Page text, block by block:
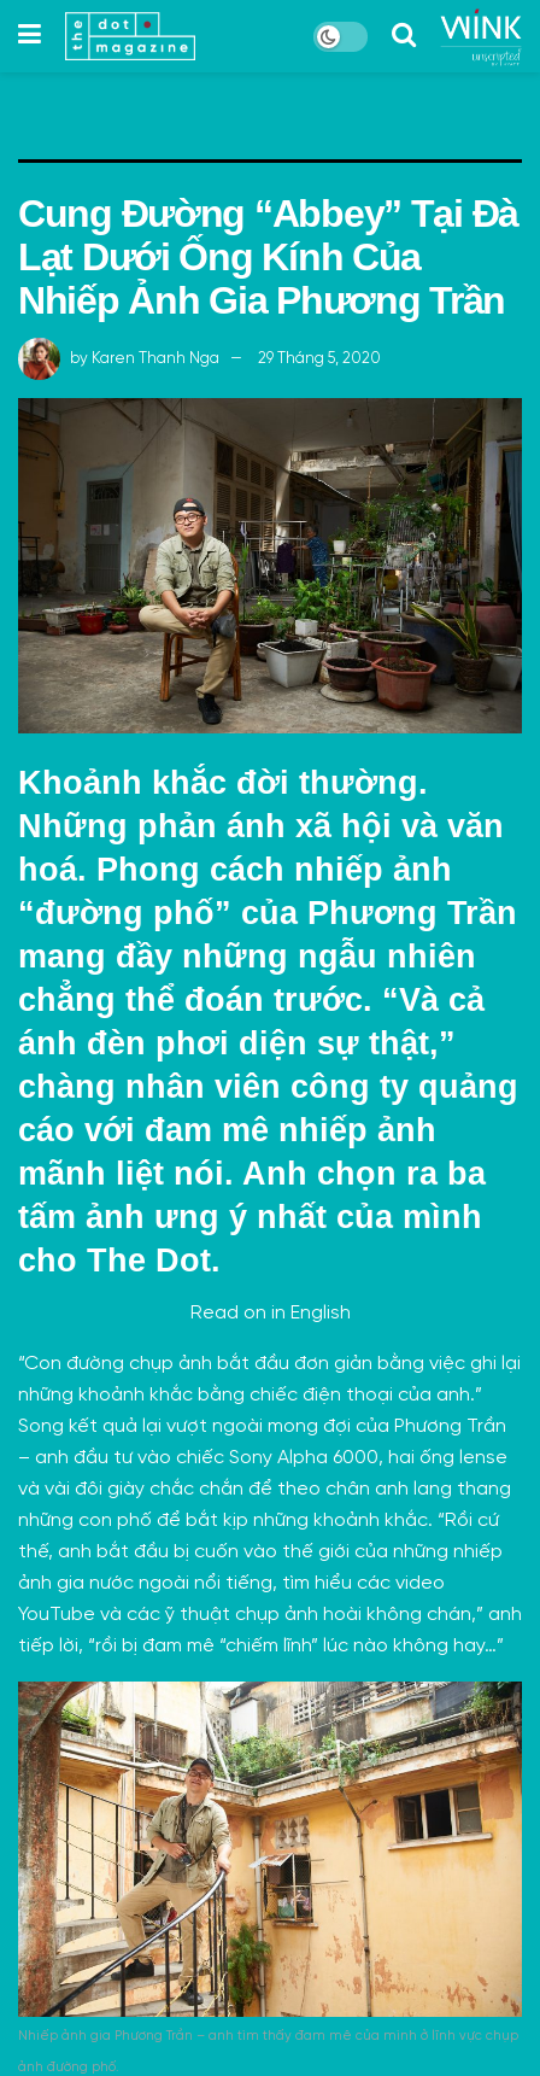
Cung Đường “Abbey” Tại Đà
Lạt Dưới Ống Kính Của
Nhiếp Ảnh Gia Phương Trần
by Karen Thanh Nga 29 Tháng 5, 2020
Khoảnh khắc đời thường.
Những phản ánh xã hội và văn
hoá. Phong cách nhiếp ảnh
“đường phố” của Phương Trần
mang đầy những ngẫu nhiên
chẳng thể đoán trước. “Và cả
ánh đèn phơi diện sự thật,”
chàng nhân viên công ty quảng
cáo với đam mê nhiếp ảnh
mãnh liệt nói. Anh chọn ra ba
tấm ảnh ưng ý nhất của mình
cho The Dot.
Read on in English
“Con đường chụp ảnh bắt đầu đơn giản bằng việc ghi lại
những khoảnh khắc bằng chiếc điện thoại của anh.”
Song kết quả lại vượt ngoài mong đợi của Phương Trần
– anh đầu tư vào chiếc Sony Alpha 6000, hai ống lense
và vài đôi giày chắc chắn để theo chân anh lang thang
những con phố để bắt kịp những khoảnh khắc. “Rồi cứ
thế, anh bắt đầu bị cuốn vào thế giới của những nhiếp
ảnh gia nước ngoài nổi tiếng, tìm hiểu các video
YouTube và các ỹ thuật chụp ảnh hoài không chán,” anh
tiếp lời, “rồi bị đam mê “chiếm lĩnh” lúc nào không hay…”
Nhiếp ảnh gia Phương Trần – anh tìm thấy đam mê của mình ở lĩnh vực chụp
ảnh đường phố.